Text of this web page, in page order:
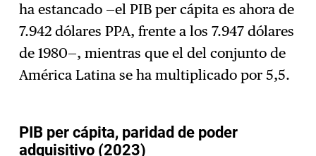
ha estancado —el PIB per cápita es ahora de
7.942 dólares PPA, frente a los 7.947 dólares
de 1980—, mientras que el del conjunto de
América Latina se ha multiplicado por 5,5.